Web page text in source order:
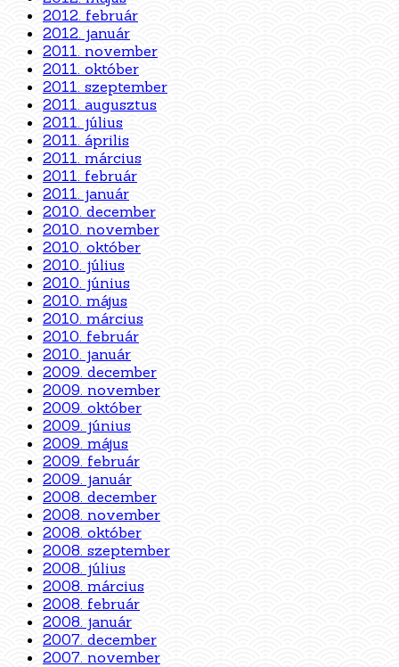
2012. február
2012. január
2011. november
2011. október
2011. szeptember
2011. augusztus
2011. július
2011. április
2011. március
2011. február
2011. január
2010. december
2010. november
2010. október
2010. július
2010. június
2010. május
2010. március
2010. február
2010. január
2009. december
2009. november
2009. október
2009. június
2009. május
2009. február
2009. január
2008. december
2008. november
2008. október
2008. szeptember
2008. július
2008. március
2008. február
2008. január
2007. december
2007. november